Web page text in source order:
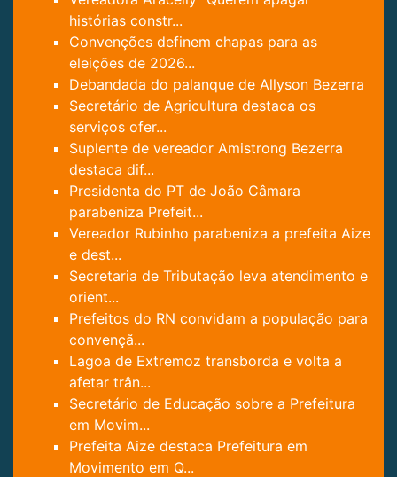
histórias constr...
Convenções definem chapas para as
eleições de 2026...
Debandada do palanque de Allyson Bezerra
Secretário de Agricultura destaca os
serviços ofer...
Suplente de vereador Amistrong Bezerra
destaca dif...
Presidenta do PT de João Câmara
parabeniza Prefeit...
Vereador Rubinho parabeniza a prefeita Aize
e dest...
Secretaria de Tributação leva atendimento e
orient...
Prefeitos do RN convidam a população para
convençã...
Lagoa de Extremoz transborda e volta a
afetar trân...
Secretário de Educação sobre a Prefeitura
em Movim...
Prefeita Aize destaca Prefeitura em
Movimento em Q...